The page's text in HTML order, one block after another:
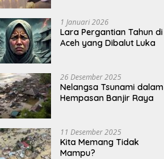
1 Januari 2026
Lara Pergantian Tahun di
Aceh yang Dibalut Luka
26 Desember 2025
Nelangsa Tsunami dalam
Hempasan Banjir Raya
11 Desember 2025
Kita Memang Tidak
Mampu?